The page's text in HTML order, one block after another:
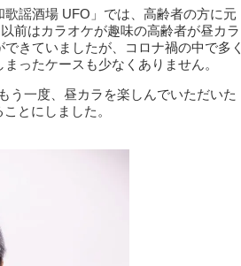
謡酒場 UFO」では、⾼齢者の⽅に元
前はカラオケが趣味の⾼齢者が昼カラ
きていましたが、コロナ禍の中で多く
ったケースも少なくありません。
う⼀度、昼カラを楽しんでいただいた
とにしました。